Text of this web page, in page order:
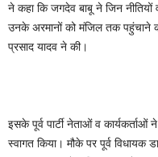
ने कहा कि जगदेव बाबू ने जिन नीतियों
उनके अरमानों को मंजिल तक पहुंचाने
प्रसाद यादव ने की।
इसके पूर्व पार्टी नेताओं व
स्वागत किया। मौके पर पूर्व विधायक